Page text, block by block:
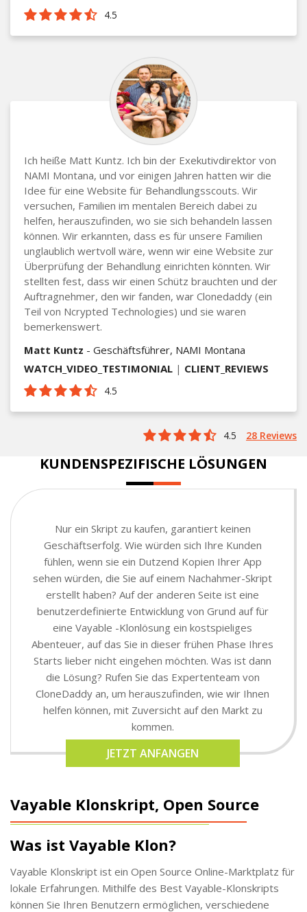
4.5
Ich heiße Matt Kuntz. Ich bin der Exekutivdirektor von
NAMI Montana, und vor einigen Jahren hatten wir die
Idee für eine Website für Behandlungsscouts. Wir
versuchen, Familien im mentalen Bereich dabei zu
helfen, herauszufinden, wo sie sich behandeln lassen
können. Wir erkannten, dass es für unsere Familien
unglaublich wertvoll wäre, wenn wir eine Website zur
Überprüfung der Behandlung einrichten könnten. Wir
stellten fest, dass wir einen Schütz brauchten und der
Auftragnehmer, den wir fanden, war Clonedaddy (ein
Teil von Ncrypted Technologies) und sie waren
bemerkenswert.
Matt Kuntz - Geschäftsführer, NAMI Montana
WATCH_VIDEO_TESTIMONIAL | CLIENT_REVIEWS
4.5
4.5 28 Reviews
KUNDENSPEZIFISCHE LÖSUNGEN
Nur ein Skript zu kaufen, garantiert keinen
Geschäftserfolg. Wie würden sich Ihre Kunden
fühlen, wenn sie ein Dutzend Kopien Ihrer App
sehen würden, die Sie auf einem Nachahmer-Skript
erstellt haben? Auf der anderen Seite ist eine
benutzerdefinierte Entwicklung von Grund auf für
eine Vayable -Klonlösung ein kostspieliges
Abenteuer, auf das Sie in dieser frühen Phase Ihres
Starts lieber nicht eingehen möchten. Was ist dann
die Lösung? Rufen Sie das Expertenteam von
CloneDaddy an, um herauszufinden, wie wir Ihnen
helfen können, mit Zuversicht auf den Markt zu
kommen.
JETZT ANFANGEN
Vayable Klonskript, Open Source
Was ist Vayable Klon?
Vayable Klonskript ist ein Open Source Online-Marktplatz für
lokale Erfahrungen. Mithilfe des Best Vayable-Klonskripts
können Sie Ihren Benutzern ermöglichen, verschiedene